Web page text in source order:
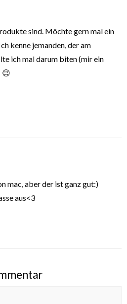
sind. Möchte gern mal ein
kenne jemanden, der am
ich mal darum biten (mir ein
😉
mac, aber der ist ganz gut:)
aus<3